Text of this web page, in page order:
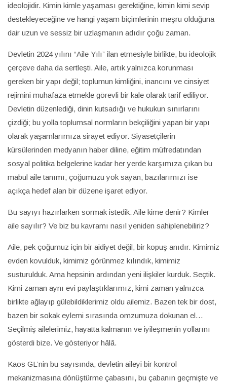
ideolojidir. Kimin kimle yaşaması gerektiğine, kimin kimi sevip
destekleyeceğine ve hangi yaşam biçimlerinin meşru olduğuna
dair uzun ve sessiz bir uzlaşmanın adıdır çoğu zaman.
Devletin 2024 yılını “Aile Yılı” ilan etmesiyle birlikte, bu ideolojik
çerçeve daha da sertleşti. Aile, artık yalnızca korunması
gereken bir yapı değil; toplumun kimliğini, inancını ve cinsiyet
rejimini muhafaza etmekle görevli bir kale olarak tarif ediliyor.
Devletin düzenlediği, dinin kutsadığı ve hukukun sınırlarını
çizdiği; bu yolla toplumsal normların bekçiliğini yapan bir yapı
olarak yaşamlarımıza sirayet ediyor. Siyasetçilerin
kürsülerinden medyanın haber diline, eğitim müfredatından
sosyal politika belgelerine kadar her yerde karşımıza çıkan bu
mabul aile tanımı, çoğumuzu yok sayan, bazılarımızı ise
açıkça hedef alan bir düzene işaret ediyor.
Bu sayıyı hazırlarken sormak istedik: Aile kime denir? Kimler
aile sayılır? Ve biz bu kavramı nasıl yeniden sahiplenebiliriz?
Aile, pek çoğumuz için bir aidiyet değil, bir kopuş anıdır. Kimimiz
evden kovulduk, kimimiz görünmez kılındık, kimimiz
susturulduk. Ama hepsinin ardından yeni ilişkiler kurduk. Seçtik.
Kimi zaman aynı evi paylaştıklarımız, kimi zaman yalnızca
birlikte ağlayıp gülebildiklerimiz oldu ailemiz. Bazen tek bir dost,
bazen bir sokak eylemi sırasında omzumuza dokunan el…
Seçilmiş ailelerimiz, hayatta kalmanın ve iyileşmenin yollarını
gösterdi bize. Ve gösteriyor hâlâ.
Kaos GL’nin bu sayısında, devletin aileyi bir kontrol
mekanizmasına dönüştürme çabasını, bu çabanın geçmişte ve